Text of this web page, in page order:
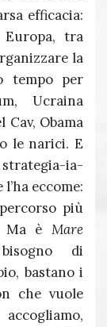
efficacia:
tra
la
tempo per
Ucraina
Obama
le narici. E
strategia-ia-
eccome:
più
Ma è Mare
di
bastano i
che vuole